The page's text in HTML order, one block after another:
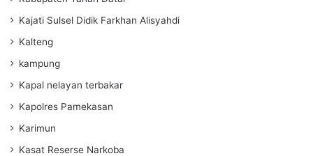
Kajati Sulsel Didik Farkhan Alisyahdi
Kalteng
kampung
Kapal nelayan terbakar
Kapolres Pamekasan
Karimun
Kasat Reserse Narkoba